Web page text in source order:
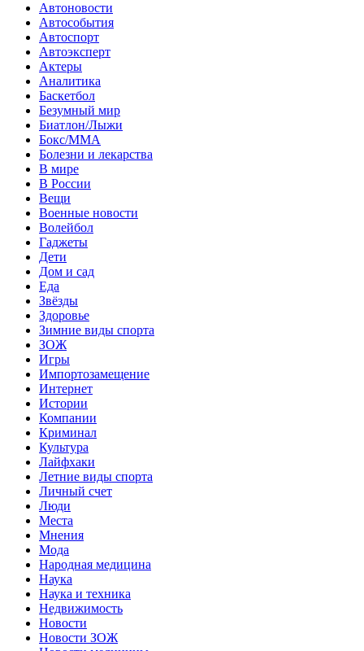
Автоновости
Автособытия
Автоспорт
Автоэксперт
Актеры
Аналитика
Баскетбол
Безумный мир
Биатлон/Лыжи
Бокс/MMA
Болезни и лекарства
В мире
В России
Вещи
Военные новости
Волейбол
Гаджеты
Дети
Дом и сад
Еда
Звёзды
Здоровье
Зимние виды спорта
ЗОЖ
Игры
Импортозамещение
Интернет
Истории
Компании
Криминал
Культура
Лайфхаки
Летние виды спорта
Личный счет
Люди
Места
Мнения
Мода
Народная медицина
Наука
Наука и техника
Недвижимость
Новости
Новости ЗОЖ